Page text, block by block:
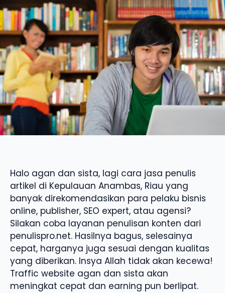
Halo agan dan sista, lagi cara jasa penulis
artikel di Kepulauan Anambas, Riau yang
banyak direkomendasikan para pelaku bisnis
online, publisher, SEO expert, atau agensi?
Silakan coba layanan penulisan konten dari
penulispro.net. Hasilnya bagus, selesainya
cepat, harganya juga sesuai dengan kualitas
yang diberikan. Insya Allah tidak akan kecewa!
Traffic website agan dan sista akan
meningkat cepat dan earning pun berlipat.